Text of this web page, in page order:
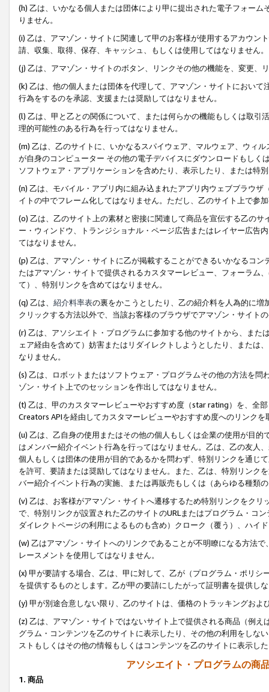
(h) 乙は、いかなる個人または団体により甲に提出された電子フォー
りません。
(i) 乙は、アマゾン・サイトに関連して甲のお客様が使用するアカウン
請、収集、取得、保存、キャッシュ、もしくは使用してはなりません。
(j) 乙は、アマゾン・サイトのボタン、リンクその他の機能を、変更、
(k) 乙は、他の個人または団体を代理して、アマゾン・サイトにおい
行為をするのを承認、支援または奨励してはなりません。
(l) 乙は、甲と乙との関係について、または何らかの機能もしくは取
理的可能性のある行為を行ってはなりません。
(m) 乙は、乙のサイトに、いかなるスパイウェア、マルウェア、ウィ
が自身のコンピューター その他の電子デバイスにダウンロードもし
ソフトウェア・アプリケーションを含めたり、表示したり、または特
(n) 乙は、モバイル・アプリ内に組み込まれたアプリ内ウェブブラウ
イトの中でフレーム化してはなりません。ただし、乙のサイト上で参
(o) 乙は、乙のサイト上の素材と密接に関連して商品を宣伝する乙の
ー・ウィンドウ、トランジショナル・ページ広告またはレイヤー広告
てはなりません。
(p) 乙は、アマゾン・サイトに乙が掲載することができるいかなるコ
たはアマゾン・サイトで提供されるカスタマーレビュー、フォーラム
て）、特別リンクを含めてはなりません。
(q) 乙は、 紹介料率表の裏をかこうとしたり、乙の紹介料を人為的に
クリックする方法以外で、当該お客様のブラウザでアマゾン・サイト
(r) 乙は、アソシエイト・プログラムに参加する他のサイトから、ま
ェア経由を含めて）妨害またはリダイレクトしようとしたり、または
なりません。
(s) 乙は、ロボットまたはソフトウェア・プログラムその他の方法を
ゾン・サイト上でのセッションを作出してはなりません。
(t) 乙は、甲のカスタマーレビューやおすすめ度（star rating）を、全
Creators APIを経由してカスタマーレビューやおすすめ度へのリンクを
(u) 乙は、乙自身の使用またはその他の個人もしくは企業の使用が目
はメンバー紹介イベント行為を行ってはなりません。乙は、乙の友人
個人もしくは団体の使用が目的であるかを問わず、特別リンクを通じ
を許可、要請または奨励してはなりません。また、乙は、特別リンク
バー紹介イベント行為の実施、または再販売もしくは（あらゆる種類
(v) 乙は、お客様がアマゾン・サイトへ遷移するため特別リンクをク
で、特別リンクが設置された乙のサイトのURLまたはプログラム・コ
ダイレクトページの利用によるものも含め）クローク（覆う）、ハイ
(w) 乙はアマゾン・サイトへのリンクであることが不明瞭になる方法
レースメントを使用してはなりません。
(x) 甲が要請する場合、乙は、甲に対して、乙が（プログラム・ポリ
を提供するものとします。乙が甲の要請にしたがって証明書を提供し
(y) 甲が別途合意しない限り、乙のサイトは、価格のトラッキングお
(z) 乙は、アマゾン・サイトではないサイト上で提供される商品（例
グラム・コンテンツを乙のサイトに表示したり、その他の利用をしな
ストもしくはその他の情報もしくはコンテンツを乙のサイトに表示し
アソシエイト・プログラムの商
1. 商品